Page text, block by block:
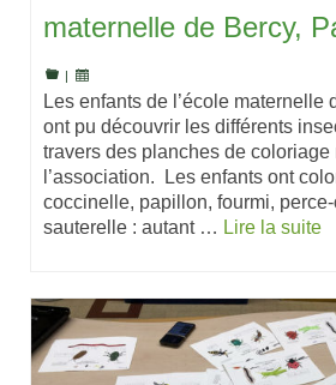
maternelle de Bercy,
Les enfants de l’école maternelle
ont pu découvrir les différents
travers des planches de coloriage
l’association. Les enfants ont
coccinelle, papillon, fourmi,
sauterelle : autant … Lire la suite